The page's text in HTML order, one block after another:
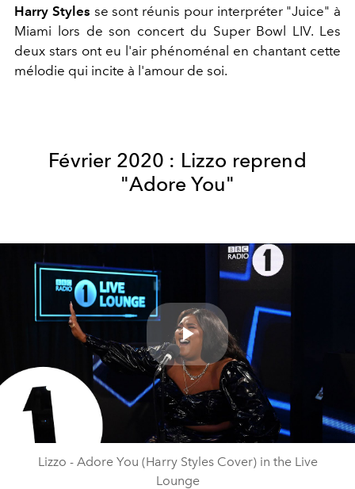
Harry Styles se sont réunis pour interpréter "Juice" à
Miami lors de son concert du Super Bowl LIV. Les
deux stars ont eu l'air phénoménal en chantant cette
mélodie qui incite à l'amour de soi.
Février 2020 : Lizzo reprend
"Adore You"
Play
Video
Lizzo - Adore You (Harry Styles Cover) in the Live
Lounge